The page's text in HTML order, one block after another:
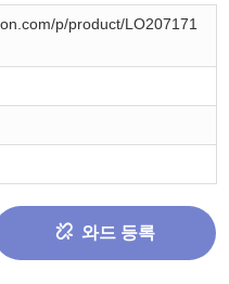
p/product/LO207171
와드 등록